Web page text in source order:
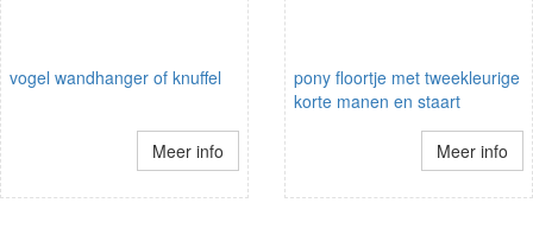
vogel wandhanger of knuffel
Meer info
pony floortje met tweekleurige
korte manen en staart
Meer info